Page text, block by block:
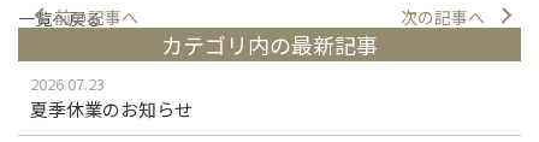
前の記事へ 次の記事へ
一覧へ戻る
カテゴリ内の最新記事
2026.07.23
夏季休業のお知らせ